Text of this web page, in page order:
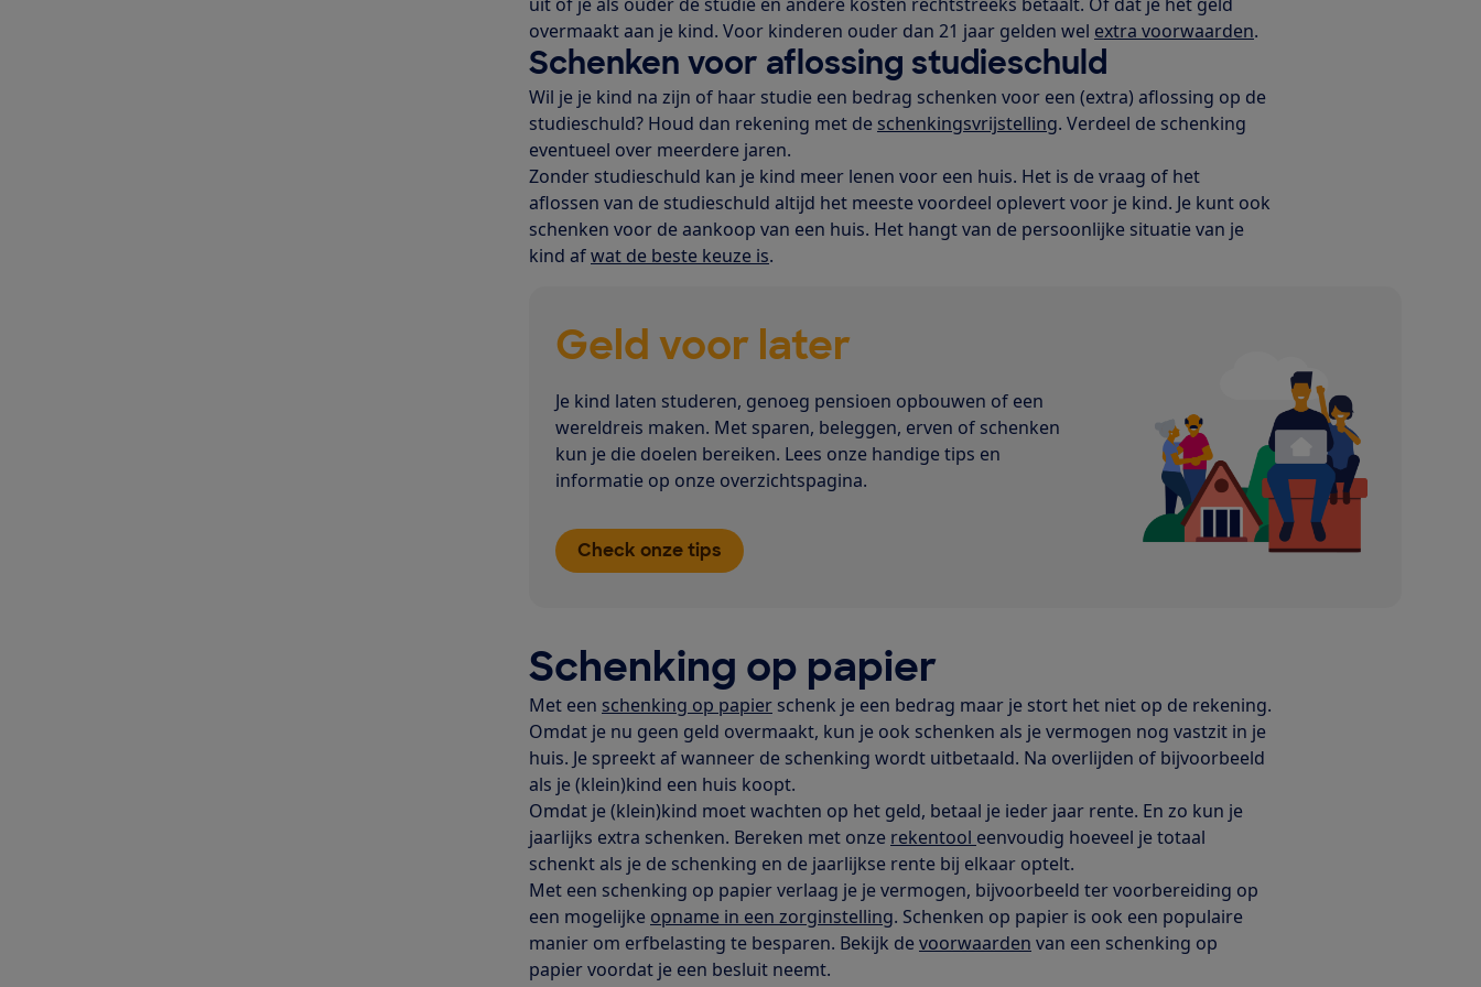
overmaakt aan je kind. Voor kinderen ouder dan 21 jaar gelden wel extra voorwaarden.
Schenken voor aflossing studieschuld
Wil je je kind na zijn of haar studie een bedrag schenken voor een (extra) aflossing op de
studieschuld? Houd dan rekening met de schenkingsvrijstelling. Verdeel de schenking
eventueel over meerdere jaren.
Zonder studieschuld kan je kind meer lenen voor een huis. Het is de vraag of het
aflossen van de studieschuld altijd het meeste voordeel oplevert voor je kind. Je kunt ook
schenken voor de aankoop van een huis. Het hangt van de persoonlijke situatie van je
kind afwat de beste keuze is.
Geld voor later
Je kind laten studeren, genoeg pensioen opbouwen of een
wereldreis maken. Met sparen, beleggen, erven of schenken
kun je die doelen bereiken. Lees onze handige tips en
informatie op onze overzichtspagina.
Check onze tips
Schenking op papier
Met een schenking op papier schenk je een bedrag maar je stort het niet op de rekening.
Omdat je nu geen geld overmaakt, kun je ook schenken als je vermogen nog vastzit in je
huis. Je spreekt af wanneer de schenking wordt uitbetaald. Na overlijden of bijvoorbeeld
als je (klein)kind een huis koopt.
Omdat je (klein)kind moet wachten op het geld, betaal je ieder jaar rente. En zo kun je
jaarlijks extra schenken. Bereken met onze rekentool eenvoudig hoeveel je totaal
schenkt als je de schenking en de jaarlijkse rente bij elkaar optelt.
Met een schenking op papier verlaag je je vermogen, bijvoorbeeld ter voorbereiding op
een mogelijke opname in een zorginstelling. Schenken op papier is ook een populaire
manier om erfbelasting te besparen. Bekijk devoorwaarden van een schenking op
papier voordat je een besluit neemt.